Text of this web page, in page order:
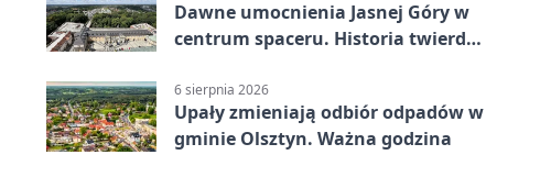
Dawne umocnienia Jasnej Góry w
centrum spaceru. Historia twierdzy
6 sierpnia 2026
Upały zmieniają odbiór odpadów w
gminie Olsztyn. Ważna godzina